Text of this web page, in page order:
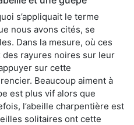
s’appliquait le terme
nous avons cités, se
Dans la mesure, où ces
rayures noires sur leur
sur cette
Beaucoup aiment à
est plus vif alors que
l’abeille charpentière est
solitaires ont cette